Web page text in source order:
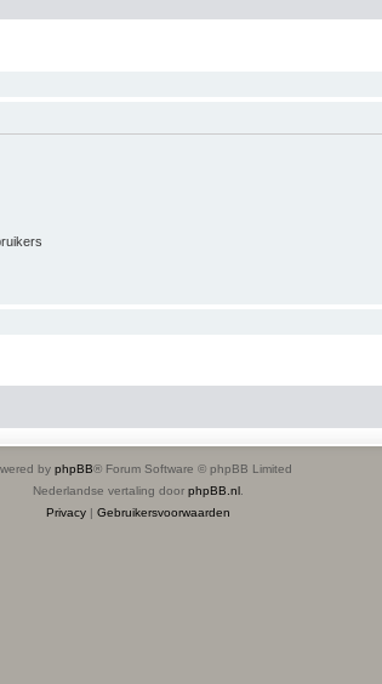
by phpBB® Forum Software © phpBB Limited
Nederlandse vertaling door phpBB.nl
Privacy | Gebruikersvoorwaarden